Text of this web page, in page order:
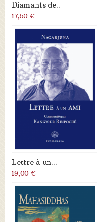
Diamants de...
17,50 €
Lettre à un...
19,00 €